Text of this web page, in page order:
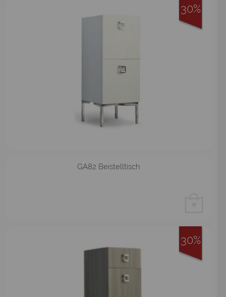
GA82 Beistelltisch
30%
30%